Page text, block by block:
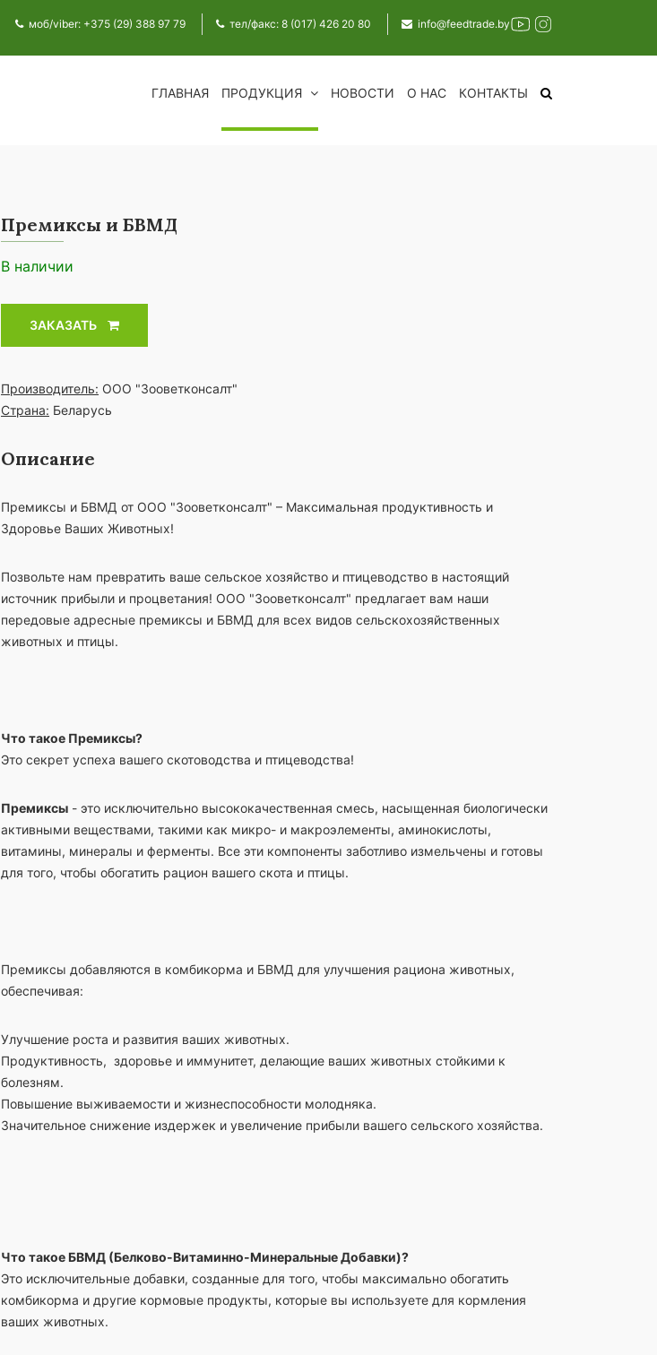
моб/viber: +375 (29) 388 97 79 тел/факс: 8 (017) 426 20 80 info@feedtrade.by
ГЛАВНАЯ ПРОДУКЦИЯ НОВОСТИ О НАС КОНТАКТЫ
Премиксы и БВМД
В наличии
ЗАКАЗАТЬ
Производитель: ООО "Зооветконсалт"
Страна: Беларусь
Описание
Премиксы и БВМД от ООО "Зооветконсалт" – Максимальная продуктивность и
Здоровье Ваших Животных!
Позвольте нам превратить ваше сельское хозяйство и птицеводство в настоящий
источник прибыли и процветания! ООО "Зооветконсалт" предлагает вам наши
передовые адресные премиксы и БВМД для всех видов сельскохозяйственных
животных и птицы.
Что такое Прeмиксы?
Это секрет успеха вашего скотоводства и птицеводства!
Премиксы - это исключительно высококачественная смесь, насыщенная биологически
активными веществами, такими как микро- и макроэлементы, аминокислоты,
витамины, минералы и ферменты. Все эти компоненты заботливо измельчены и готовы
для того, чтобы обогатить рацион вашего скота и птицы.
Премиксы добавляются в комбикорма и БВМД для улучшения рациона животных,
обеспечивая:
Улучшение роста и развития ваших животных.
Продуктивность, здоровье и иммунитет, делающие ваших животных стойкими к
болезням.
Повышение выживаемости и жизнеспособности молодняка.
Значительное снижение издержек и увеличение прибыли вашего сельского хозяйства.
Что такое БВМД (Белково-Витаминно-Минеральные Добавки)?
Это исключительные добавки, созданные для того, чтобы максимально обогатить
комбикорма и другие кормовые продукты, которые вы используете для кормления
ваших животных.